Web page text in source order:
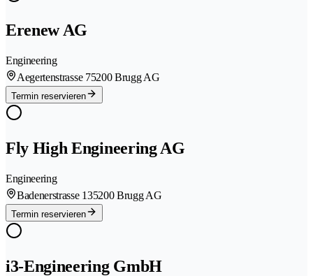
Erenew AG
Engineering
Aegertenstrasse 75200 Brugg AG
Termin reservieren
Fly High Engineering AG
Engineering
Badenerstrasse 135200 Brugg AG
Termin reservieren
i3-Engineering GmbH